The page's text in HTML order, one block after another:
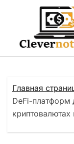
содержанию
Главная
DeFi-платформ